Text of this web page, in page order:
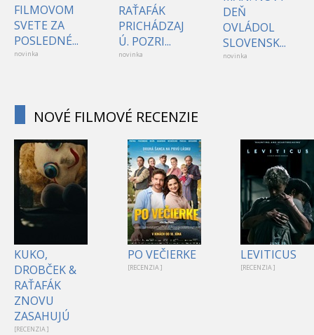
FILMOVOM
SVETE ZA
POSLEDNÉ...
novinka
RAŤAFÁK
PRICHÁDZAJ
Ú. POZRI...
novinka
DEŇ
OVLÁDOL
SLOVENSK...
novinka
NOVÉ FILMOVÉ RECENZIE
KUKO,
DROBČEK &
RAŤAFÁK
ZNOVU
ZASAHUJÚ
[RECENZIA ]
PO VEČIERKE
[RECENZIA ]
LEVITICUS
[RECENZIA ]